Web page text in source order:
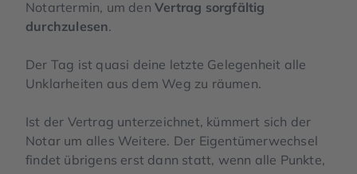
Notartermin, um den Vertrag sorgfältig
durchzulesen.
Der Tag ist quasi deine letzte Gelegenheit alle
Unklarheiten aus dem Weg zu räumen.
Ist der Vertrag unterzeichnet, kümmert sich der
Notar um alles Weitere. Der Eigentümerwechsel
findet übrigens erst dann statt, wenn alle Punkte,